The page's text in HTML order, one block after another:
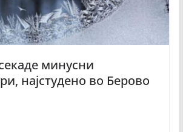
минусни
најстудено во Берово